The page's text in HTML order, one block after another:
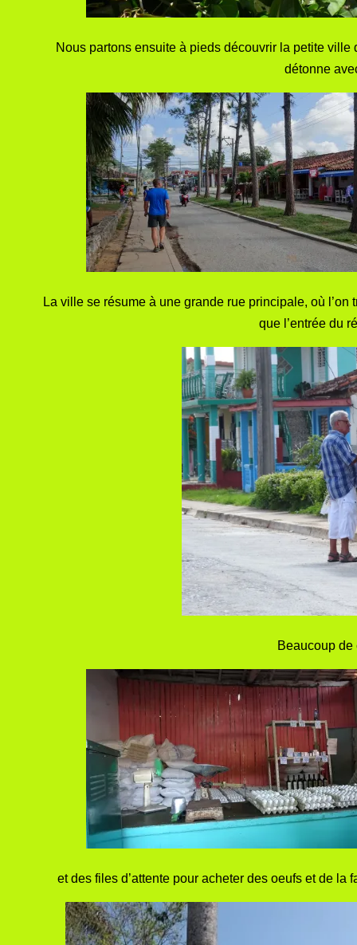
Nous partons ensuite à pieds découvrir la petite
détonne
La ville se résume à une grande rue principale, où
que l’entrée du
Beaucoup
et des files d’attente pour acheter des oeufs et de